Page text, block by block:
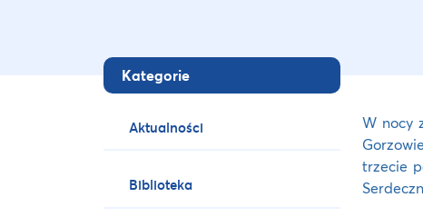
Kategorie
Aktualności
Biblioteka
W nocy
trzecie